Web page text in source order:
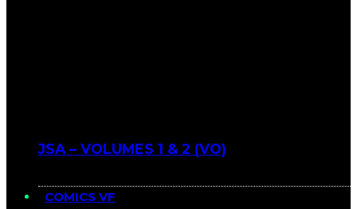
JSA – VOLUMES 1 & 2 (VO)
COMICS VF